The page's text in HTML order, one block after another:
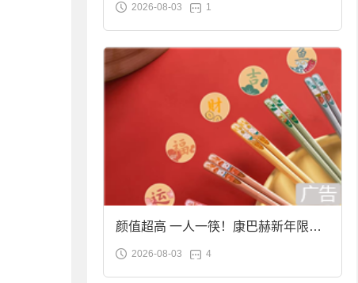
袋装9.9元到手
2026-08-03 1
颜值超高 一人一筷！康巴赫新年限定
合金筷子大促：19.9元
2026-08-03 4